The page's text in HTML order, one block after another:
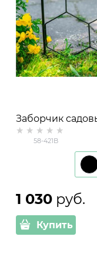
Заборчик
58-421B черный
58-421B
1 030 руб.
Купить